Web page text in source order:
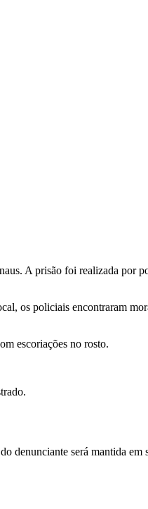
A prisão foi realizada por
os policiais encontraram
escoriações no rosto.
denunciante será mantida em